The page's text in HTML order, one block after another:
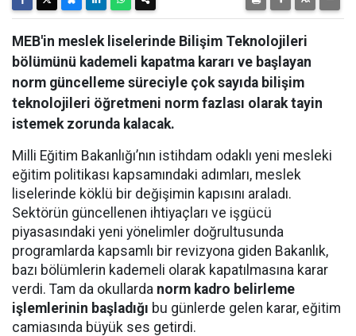
MEB'in meslek liselerinde Bilişim Teknolojileri
bölümünü kademeli kapatma kararı ve başlayan
norm güncelleme süreciyle çok sayıda bilişim
teknolojileri öğretmeni norm fazlası olarak tayin
istemek zorunda kalacak.
Milli Eğitim Bakanlığı’nın istihdam odaklı yeni mesleki
eğitim politikası kapsamındaki adımları, meslek
liselerinde köklü bir değişimin kapısını araladı.
Sektörün güncellenen ihtiyaçları ve işgücü
piyasasındaki yeni yönelimler doğrultusunda
programlarda kapsamlı bir revizyona giden Bakanlık,
bazı bölümlerin kademeli olarak kapatılmasına karar
verdi. Tam da okullarda norm kadro belirleme
işlemlerinin başladığı bu günlerde gelen karar, eğitim
camiasında büyük ses getirdi.